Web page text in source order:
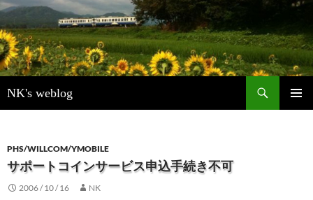
NK's weblog
索
ン
ツ
へ
ス
PHS/WILLCOM/YMOBILE
サポートコインサービス申込手続き不可
2006 / 10 / 16 NK